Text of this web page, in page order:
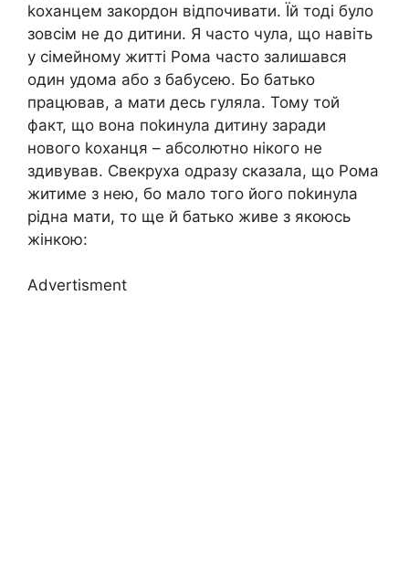
kоханцем закордон відпочивати. Їй тоді було
зовсім не до дитини. Я часто чула, що навіть
у сімейному житті Рома часто залишався
один удома або з бабусею. Бо батько
працював, а мати десь гуляла. Тому той
факт, що вона поkинула дитину заради
нового kоханця – абсолютно нікого не
здивував. Свекруха одразу сказала, що Рома
житиме з нею, бо мало того його поkинула
рідна мати, то ще й батько живе з якоюсь
жінкою:
Advertisment